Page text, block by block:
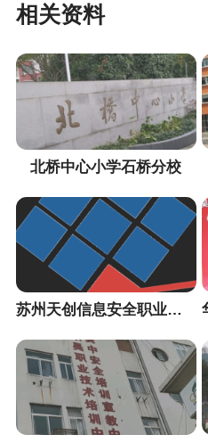
相关资料
北桥中心小学石桥分校
苏州天创信息安全职业培训中心